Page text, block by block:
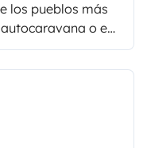
los pueblos más
o en
destino ideal.